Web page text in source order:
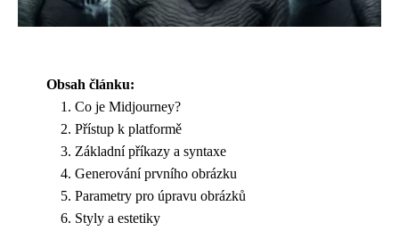
Obsah článku:
Co je Midjourney?
Přístup k platformě
Základní příkazy a syntaxe
Generování prvního obrázku
Parametry pro úpravu obrázků
Styly a estetiky